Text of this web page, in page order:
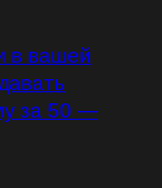
в вашей
за 50 —